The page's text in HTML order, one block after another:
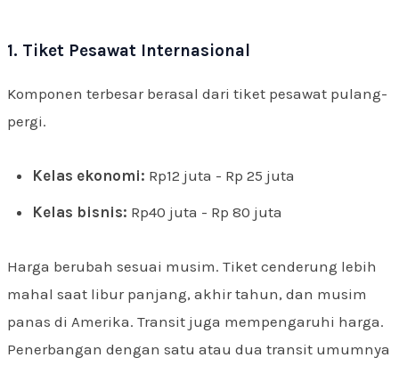
1. Tiket Pesawat Internasional
Komponen terbesar berasal dari tiket pesawat pulang-
pergi.
Kelas ekonomi: Rp12 juta - Rp 25 juta
Kelas bisnis: Rp40 juta - Rp 80 juta
Harga berubah sesuai musim. Tiket cenderung lebih
mahal saat libur panjang, akhir tahun, dan musim
panas di Amerika. Transit juga mempengaruhi harga.
Penerbangan dengan satu atau dua transit umumnya